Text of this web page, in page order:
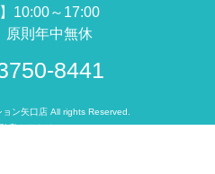
10:00～17:00
原則年中無休
8441
ン矢口店 All rights Reserved.
産クラウドオフィス